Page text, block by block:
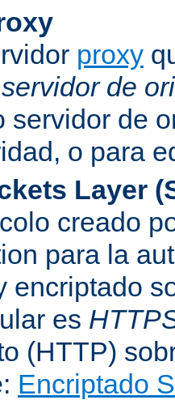
proxy
servidor de
servidor de
o para
Layer
creado
para la
encriptado
es
(HTTP)
Encriptado